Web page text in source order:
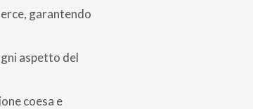
garantendo
aspetto del
coesa e